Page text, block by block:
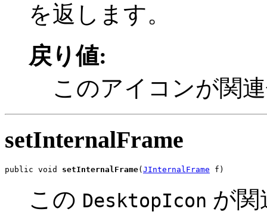
を返します。
戻り値:
このアイコンが関
setInternalFrame
public void setInternalFrame( JInternalFrame f)
この DesktopIcon が